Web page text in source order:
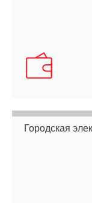
Городская